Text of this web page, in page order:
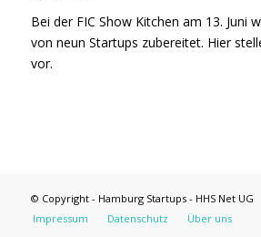
Bei der FIC Show Kitchen am 13. Juni
von neun Startups zubereitet. Hier
vor.
© Copyright - Hamburg Startups - HHS Net UG
Impressum
Datenschutz Über uns